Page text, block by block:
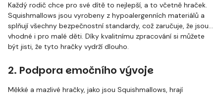
Každý rodič chce pro své dítě to nejlepší, a to včetně hraček.
Squishmallows jsou vyrobeny z hypoalergenních materiálů a
splňují všechny bezpečnostní standardy, což zaručuje, že jsou
vhodné i pro malé děti. Díky kvalitnímu zpracování si můžete
být jisti, že tyto hračky vydrží dlouho.
2. Podpora emočního vývoje
Měkké a mazlivé hračky, jako jsou Squishmallows, hrají